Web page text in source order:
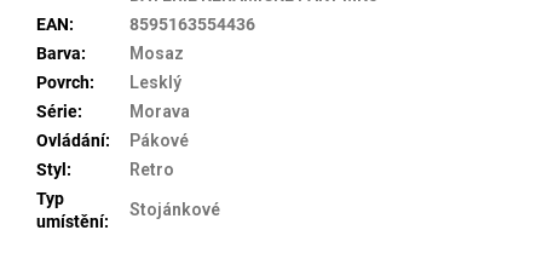
EAN:
8595163554436
Barva:
Mosaz
Povrch:
Lesklý
Série:
Morava
Ovládání:
Pákové
Styl :
Retro
Typ
umístění:
Stojánkové